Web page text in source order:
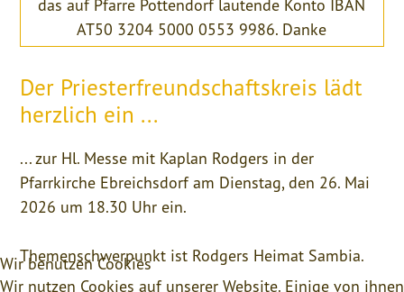
das auf Pfarre Pottendorf lautende Konto IBAN
AT50 3204 5000 0553 9986. Danke
Der Priesterfreundschaftskreis lädt
herzlich ein ...
... zur Hl. Messe mit Kaplan Rodgers in der
Pfarrkirche Ebreichsdorf am Dienstag, den 26. Mai
2026 um 18.30 Uhr ein.
Themenschwerpunkt ist Rodgers Heimat Sambia.
Wir benutzen Cookies
Wir nutzen Cookies auf unserer Website. Einige von ihnen